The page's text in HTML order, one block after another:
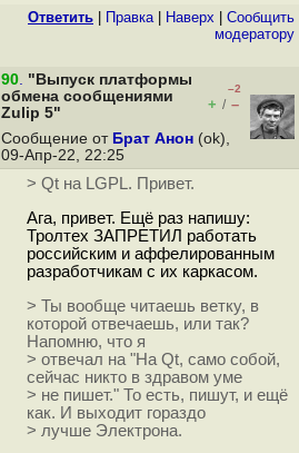
Ответить Правка| Наверх
Cообщить
модератору
90. "Выпуск платформы
обмена сообщениями
Zulip 5"
–2
+ / –
Сообщение от Брат Анон (ok),
09-Апр-22, 22:25
> Qt на LGPL. Привет.
Ага, привет. Ещё раз напишу:
Тролтех ЗАПРЕТИЛ работать
российским и аффелированным
разработчикам с их каркасом.
> Ты вообще читаешь ветку, в
которой отвечаешь, или так?
Напомню, что я
> отвечал на "На Qt, само собой,
сейчас никто в здравом уме
> не пишет." То есть, пишут, и ещё
как. И выходит гораздо
> лучше Электрона.